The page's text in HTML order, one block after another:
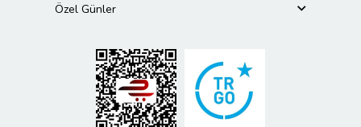
Özel Günler